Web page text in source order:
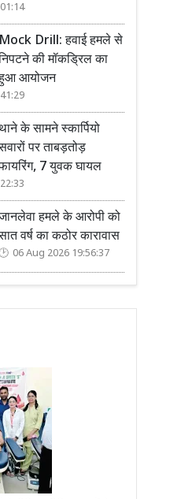
Mock Drill: हवाई हमले से
की मॉकड्रिल का
आयोजन
के सामने स्कार्पियो
पर ताबड़तोड़
7 युवक घायल
हमले के आरोपी को
वर्ष का कठोर कारावास
06 Aug 2026 19:56:37